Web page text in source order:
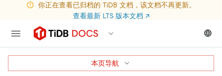
你正在查看已归档的 TiDB 文档，该文档不再更新。
查看最新 LTS 版本文档 ↗
本页导航